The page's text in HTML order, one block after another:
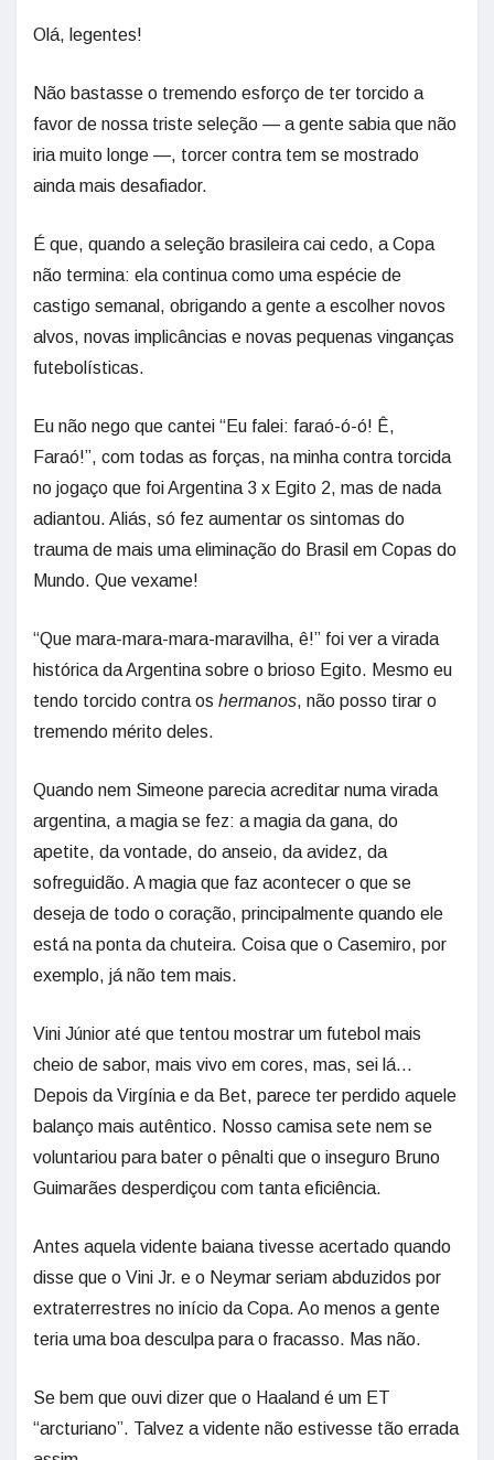
Olá, legentes!
Não bastasse o tremendo esforço de ter torcido a
favor de nossa triste seleção — a gente sabia que não
iria muito longe —, torcer contra tem se mostrado
ainda mais desafiador.
É que, quando a seleção brasileira cai cedo, a Copa
não termina: ela continua como uma espécie de
castigo semanal, obrigando a gente a escolher novos
alvos, novas implicâncias e novas pequenas vinganças
futebolísticas.
Eu não nego que cantei “Eu falei: faraó-ó-ó! Ê,
Faraó!”, com todas as forças, na minha contra torcida
no jogaço que foi Argentina 3 x Egito 2, mas de nada
adiantou. Aliás, só fez aumentar os sintomas do
trauma de mais uma eliminação do Brasil em Copas do
Mundo. Que vexame!
“Que mara-mara-mara-maravilha, ê!” foi ver a virada
histórica da Argentina sobre o brioso Egito. Mesmo eu
tendo torcido contra os hermanos, não posso tirar o
tremendo mérito deles.
Quando nem Simeone parecia acreditar numa virada
argentina, a magia se fez: a magia da gana, do
apetite, da vontade, do anseio, da avidez, da
sofreguidão. A magia que faz acontecer o que se
deseja de todo o coração, principalmente quando ele
está na ponta da chuteira. Coisa que o Casemiro, por
exemplo, já não tem mais.
Vini Júnior até que tentou mostrar um futebol mais
cheio de sabor, mais vivo em cores, mas, sei lá…
Depois da Virgínia e da Bet, parece ter perdido aquele
balanço mais autêntico. Nosso camisa sete nem se
voluntariou para bater o pênalti que o inseguro Bruno
Guimarães desperdiçou com tanta eficiência.
Antes aquela vidente baiana tivesse acertado quando
disse que o Vini Jr. e o Neymar seriam abduzidos por
extraterrestres no início da Copa. Ao menos a gente
teria uma boa desculpa para o fracasso. Mas não.
Se bem que ouvi dizer que o Haaland é um ET
“arcturiano”. Talvez a vidente não estivesse tão errada